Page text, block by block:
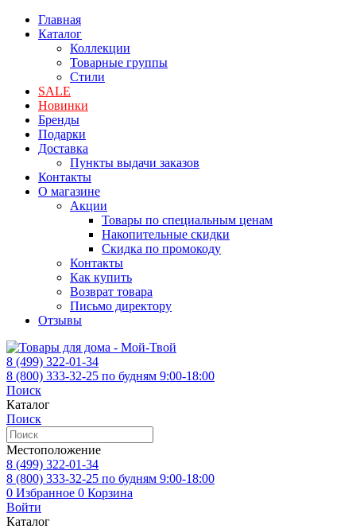
Главная
Каталог
Коллекции
Товарные группы
Стили
SALE
Новинки
Бренды
Подарки
Доставка
Пункты выдачи заказов
Контакты
О магазине
Акции
Товары по специальным ценам
Накопительные скидки
Скидка по промокоду
Контакты
Как купить
Возврат товара
Письмо директору
Отзывы
8 (499) 322-01-34
8 (800) 333-32-25 по будням 9:00-18:00
Поиск
Каталог
Поиск
Местоположение
8 (499) 322-01-34
8 (800) 333-32-25 по будням 9:00-18:00
0 Избранное 0 Корзина
Войти
Каталог